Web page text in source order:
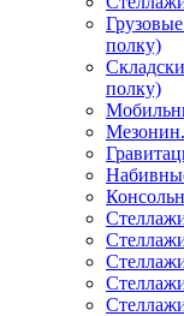
полку)
полку)